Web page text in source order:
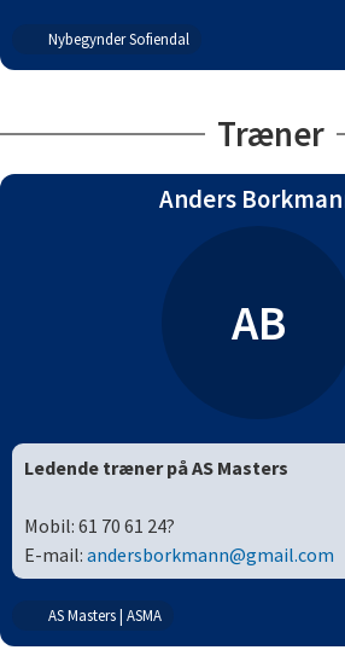
Nybegynder Sofiendal
Træner
Anders
AB
Ledende træner på AS Masters
Mobil: 61 70 61 24?
E-mail: andersborkmann@gmail.com
AS Masters | ASMA